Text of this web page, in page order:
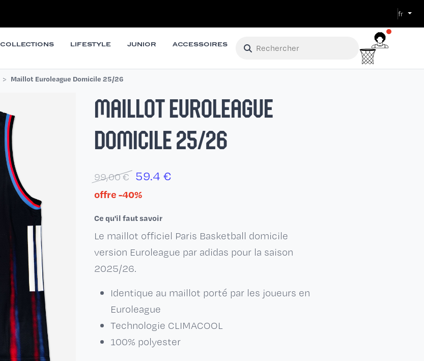
fr
COLLECTIONS LIFESTYLE JUNIOR ACCESSOIRES
Maillot Euroleague Domicile 25/26
MAILLOT EUROLEAGUE
DOMICILE 25/26
99,00 € 59.4 €
offre -40%
Ce qu'il faut savoir
Le maillot officiel Paris Basketball domicile
version Euroleague par adidas pour la saison
2025/26.
Identique au maillot porté par les joueurs en
Euroleague
Technologie CLIMACOOL
100% polyester